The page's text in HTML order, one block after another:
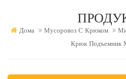
Дома Мусоровоз С Крюком
Крюк Подъемник